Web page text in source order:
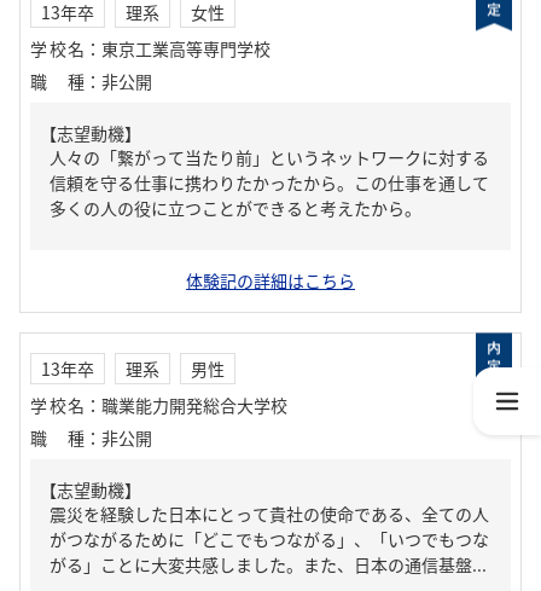
13年卒 理系
女性
学校名 ： 東京工業高等専門学校
職種 ： 非公開
【志望動機】
人々の「繋がって当たり前」というネットワークに対する
信頼を守る仕事に携わりたかったから。この仕事を通して
多くの人の役に立つことができると考えたから。
体験記の詳細はこちら
13年卒 理系
男性
学校名 ： 職業能力開発総合大学校
職種 ： 非公開
【志望動機】
震災を経験した日本にとって貴社の使命である、全ての人
がつながるために「どこでもつながる」、「いつでもつな
がる」ことに大変共感しました。また、日本の通信基盤...